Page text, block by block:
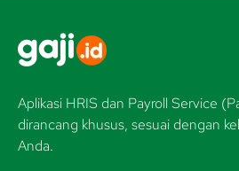
Aplikasi HRIS dan Payroll Service
dirancang khusus, sesuai dengan
Anda.